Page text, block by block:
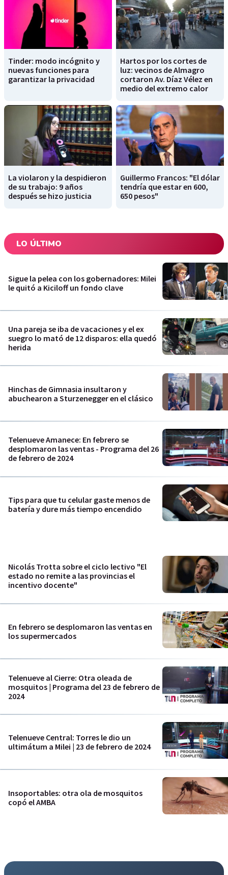
Tinder: modo incógnito y
nuevas funciones para
garantizar la privacidad
Hartos por los cortes de
luz: vecinos de Almagro
cortaron Av. Díaz Vélez en
medio del extremo calor
La violaron y la despidieron
de su trabajo: 9 años
después se hizo justicia
Guillermo Francos: "El dólar
tendría que estar en 600,
650 pesos"
LO ÚLTIMO
Sigue la pelea con los gobernadores: Milei
le quitó a Kiciloff un fondo clave
Una pareja se iba de vacaciones y el ex
suegro lo mató de 12 disparos: ella quedó
herida
Hinchas de Gimnasia insultaron y
abuchearon a Sturzenegger en el clásico
Telenueve Amanece: En febrero se
desplomaron las ventas - Programa del 26
de febrero de 2024
Tips para que tu celular gaste menos de
batería y dure más tiempo encendido
Nicolás Trotta sobre el ciclo lectivo "El
estado no remite a las provincias el
incentivo docente"
En febrero se desplomaron las ventas en
los supermercados
Telenueve al Cierre: Otra oleada de
mosquitos | Programa del 23 de febrero de
2024
Telenueve Central: Torres le dio un
ultimátum a Milei | 23 de febrero de 2024
Insoportables: otra ola de mosquitos
copó el AMBA